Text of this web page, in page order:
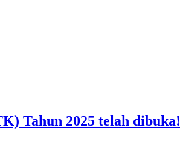
Tahun 2025 telah dibuka!